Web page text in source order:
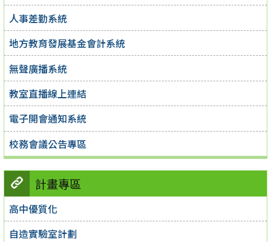
人事差勤系統
地方教育發展基金會計系統
無聲廣播系統
教室直播線上連結
電子開會通知系統
校務會議公告專區
計畫專區
高中優質化
自造實驗室計劃